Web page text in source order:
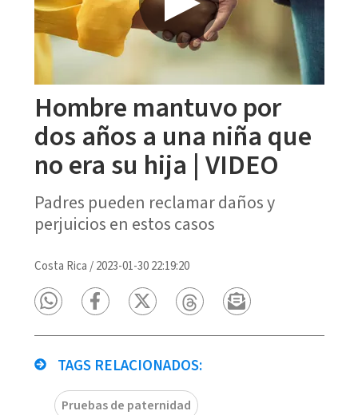
Hombre mantuvo por
dos años a una niña que
no era su hija | VIDEO
Padres pueden reclamar daños y
perjuicios en estos casos
Costa Rica /2023-01-30 22:19:20
TAGS RELACIONADOS:
Pruebas de paternidad